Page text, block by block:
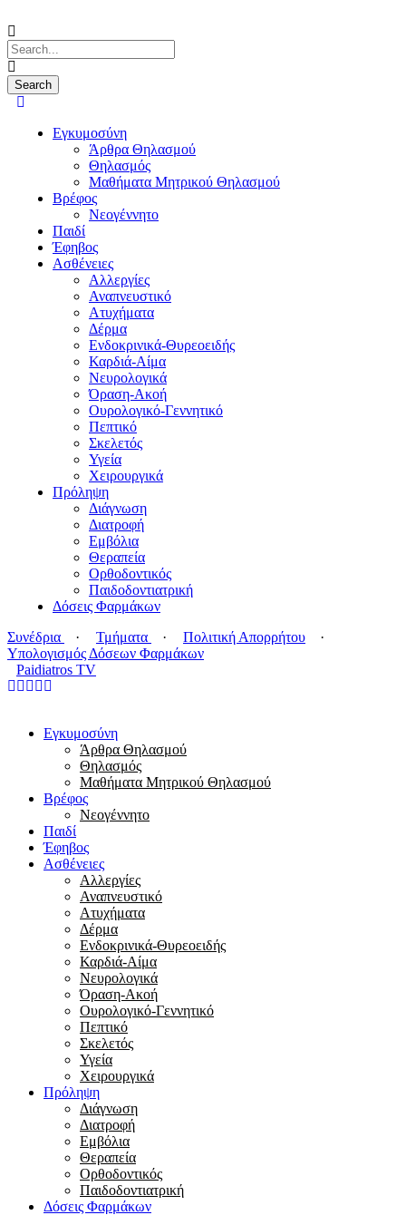
Εγκυμοσύνη
Άρθρα Θηλασμού
Θηλασμός
Μαθήματα Μητρικού Θηλασμού
Βρέφος
Νεογέννητο
Παιδί
Έφηβος
Ασθένειες
Αλλεργίες
Αναπνευστικό
Ατυχήματα
Δέρμα
Ενδοκρινικά-Θυρεοειδής
Καρδιά-Αίμα
Νευρολογικά
Όραση-Ακοή
Ουρολογικό-Γεννητικό
Πεπτικό
Σκελετός
Υγεία
Χειρουργικά
Πρόληψη
Διάγνωση
Διατροφή
Εμβόλια
Θεραπεία
Ορθοδοντικός
Παιδοδοντιατρική
Δόσεις Φαρμάκων
Συνέδρια
· Τμήματα · Πολιτική Απορρήτου
·
Υπολογισμός Δόσεων Φαρμάκων
Paidiatros TV
Εγκυμοσύνη
Άρθρα Θηλασμού
Θηλασμός
Μαθήματα Μητρικού Θηλασμού
Βρέφος
Νεογέννητο
Παιδί
Έφηβος
Ασθένειες
Αλλεργίες
Αναπνευστικό
Ατυχήματα
Δέρμα
Ενδοκρινικά-Θυρεοειδής
Καρδιά-Αίμα
Νευρολογικά
Όραση-Ακοή
Ουρολογικό-Γεννητικό
Πεπτικό
Σκελετός
Υγεία
Χειρουργικά
Πρόληψη
Διάγνωση
Διατροφή
Εμβόλια
Θεραπεία
Ορθοδοντικός
Παιδοδοντιατρική
Δόσεις Φαρμάκων